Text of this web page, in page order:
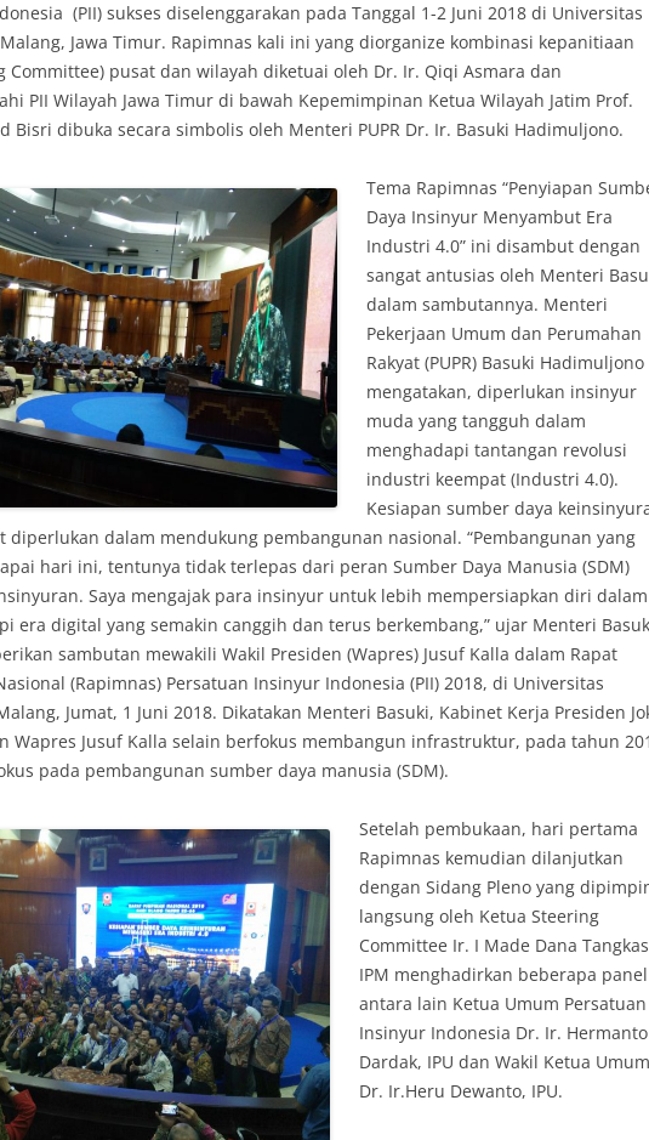
(PII) sukses diselenggarakan pada Tanggal 1-2 Juni 2018 di Universitas
Jawa Timur. Rapimnas kali ini yang diorganize kombinasi kepanitiaan
Committee) pusat dan wilayah diketuai oleh Dr. Ir. Qiqi Asmara dan
PII Wilayah Jawa Timur di bawah Kepemimpinan Ketua Wilayah Jatim Prof.
Bisri dibuka secara simbolis oleh Menteri PUPR Dr. Ir. Basuki Hadimuljono.
Tema Rapimnas “Penyiapan
Daya Insinyur Menyambut Era
Industri 4.0” ini disambut dengan
sangat antusias oleh Menteri
dalam sambutannya. Menteri
Pekerjaan Umum dan Perumahan
Rakyat (PUPR) Basuki Hadimuljono
mengatakan, diperlukan insinyur
muda yang tangguh dalam
menghadapi tantangan revolusi
industri keempat (Industri 4.0).
Kesiapan sumber daya
diperlukan dalam mendukung pembangunan nasional. “Pembangunan yang
hari ini, tentunya tidak terlepas dari peran Sumber Daya Manusia (SDM)
Saya mengajak para insinyur untuk lebih mempersiapkan diri dalam
era digital yang semakin canggih dan terus berkembang,” ujar Menteri
sambutan mewakili Wakil Presiden (Wapres) Jusuf Kalla dalam Rapat
(Rapimnas) Persatuan Insinyur Indonesia (PII) 2018, di Universitas
Jumat, 1 Juni 2018. Dikatakan Menteri Basuki, Kabinet Kerja Presiden
Wapres Jusuf Kalla selain berfokus membangun infrastruktur, pada tahun
pada pembangunan sumber daya manusia (SDM).
Setelah pembukaan, hari pertama
Rapimnas kemudian dilanjutkan
dengan Sidang Pleno yang
langsung oleh Ketua Steering
Committee Ir. I Made Dana
IPM menghadirkan beberapa
antara lain Ketua Umum Persatuan
Insinyur Indonesia Dr. Ir. Hermanto
Dardak, IPU dan Wakil Ketua Umum
Dr. Ir.Heru Dewanto, IPU.